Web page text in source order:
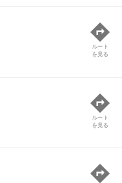
ルート
を見る
ルート
を見る